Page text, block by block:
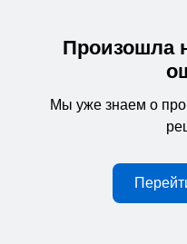
Произошла
Мы уже знаем о